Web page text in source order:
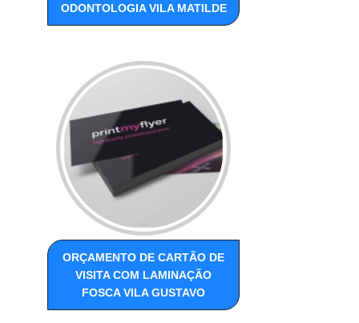
ODONTOLOGIA VILA MATILDE
ORÇAMENTO DE CARTÃO DE
VISITA COM LAMINAÇÃO
FOSCA VILA GUSTAVO